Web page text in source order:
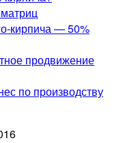
кирпича — 50%
продвижение
по производству